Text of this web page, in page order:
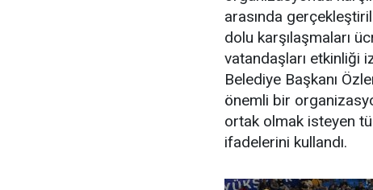
arasında
dolu karşılaşmaları
vatandaşları etkinliği
Belediye Başkanı
önemli bir
ortak olmak isteyen
ifadelerini kullandı.